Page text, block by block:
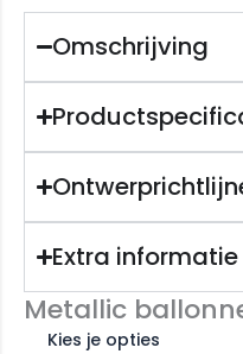
Omschrijving
Extra informatie
Metallic
Kies je opties